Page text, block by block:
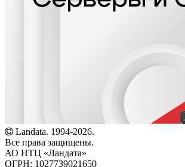
Landata. 1994-2026.
Все права защищены.
АО НТЦ «Ландата»
ОГРН: 1027739021650